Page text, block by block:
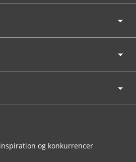
og konkurrencer